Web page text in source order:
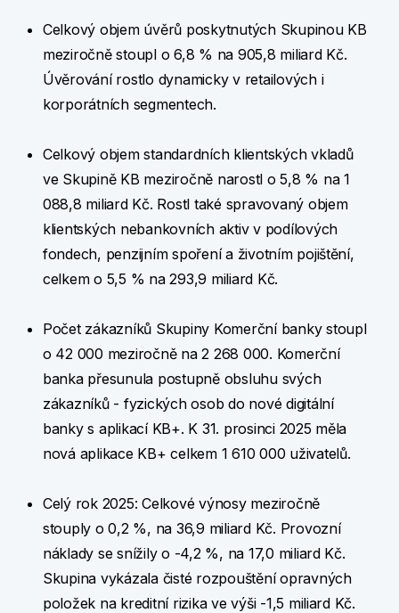
Celkový objem úvěrů poskytnutých Skupinou KB
meziročně stoupl o 6,8 % na 905,8 miliard Kč.
Úvěrování rostlo dynamicky v retailových i
korporátních segmentech.
Celkový objem standardních klientských vkladů
ve Skupině KB meziročně narostl o 5,8 % na 1
088,8 miliard Kč. Rostl také spravovaný objem
klientských nebankovních aktiv v podílových
fondech, penzijním spoření a životním pojištění,
celkem o 5,5 % na 293,9 miliard Kč.
Počet zákazníků Skupiny Komerční banky stoupl
o 42 000 meziročně na 2 268 000. Komerční
banka přesunula postupně obsluhu svých
zákazníků - fyzických osob do nové digitální
banky s aplikací KB+. K 31. prosinci 2025 měla
nová aplikace KB+ celkem 1 610 000 uživatelů.
Celý rok 2025: Celkové výnosy meziročně
stouply o 0,2 %, na 36,9 miliard Kč. Provozní
náklady se snížily o -4,2 %, na 17,0 miliard Kč.
Skupina vykázala čisté rozpouštění opravných
položek na kreditní rizika ve výši -1,5 miliard Kč.